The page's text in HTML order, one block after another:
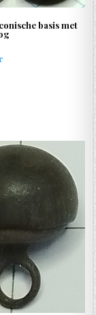
basis met